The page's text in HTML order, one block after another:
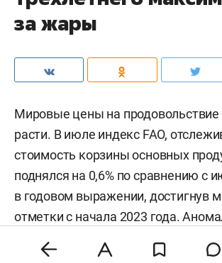
за жары
Мировые цены на
расти. В июле индекс FAO,
стоимость корзины основных
поднялся на 0,6% по сравнению с
в годовом выражении, достигнув
отметки с начала 2023 года.
нестабильность на
геополитическая напряженность